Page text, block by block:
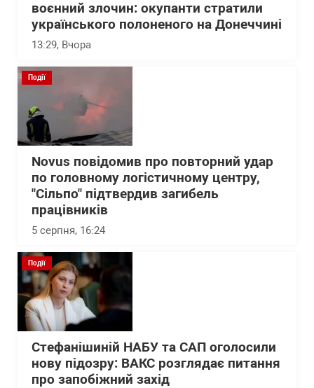
воєнний злочин: окупанти стратили
українського полоненого на Донеччині
13:29, Вчора
Події
Novus повідомив про повторний удар
по головному логістичному центру,
"Сільпо" підтвердив загибель
працівників
5 серпня, 16:24
Події
Стефанішиній НАБУ та САП оголосили
нову підозру: ВАКС розглядає питання
про запобіжний захід